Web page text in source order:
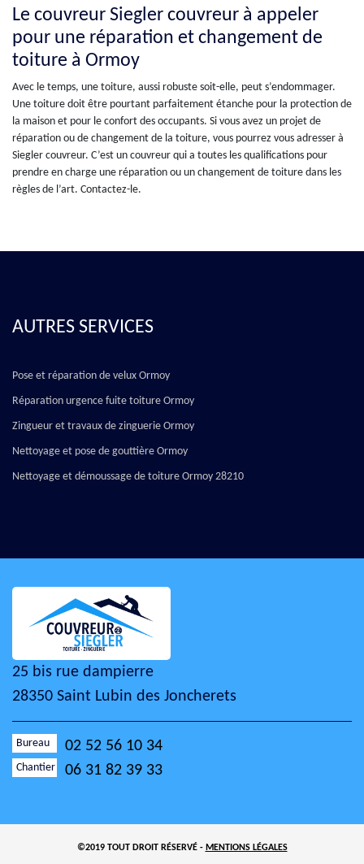
Le couvreur Siegler couvreur à appeler
pour une réparation et changement de
toiture à Ormoy
Avec le temps, une toiture, aussi robuste soit-elle, peut s’endommager.
Une toiture doit être pourtant parfaitement étanche pour la protection de
la maison et pour le confort des occupants. Si vous avez un projet de
réparation ou de changement de la toiture, vous pourrez vous adresser à
Siegler couvreur. C’est un couvreur qui a toutes les qualifications pour
prendre en charge une réparation ou un changement de toiture dans les
règles de l’art. Contactez-le.
AUTRES SERVICES
Pose et réparation de velux Ormoy
Réparation urgence fuite toiture Ormoy
Zingueur et travaux de zinguerie Ormoy
Nettoyage et pose de gouttière Ormoy
Nettoyage et démoussage de toiture Ormoy 28210
25 bis rue dampierre
28350 Saint Lubin des Joncherets
Bureau 02 52 56 10 34
Chantier 06 31 82 39 33
©2019 TOUT DROIT RÉSERVÉ - MENTIONS LÉGALES